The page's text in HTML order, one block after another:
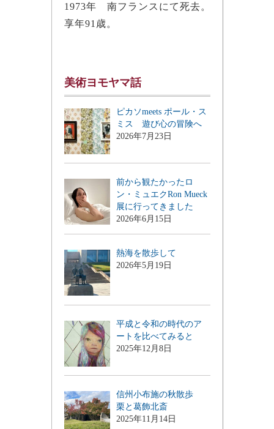
1973年 南フランスにて死去。
享年91歳。
美術ヨモヤマ話
ピカソmeets ポール・ス
ミス 遊び心の冒険へ
2026年7月23日
前から観たかったロ
ン・ミュエクRon Mueck
展に行ってきました
2026年6月15日
熱海を散歩して
2026年5月19日
平成と令和の時代のア
ートを比べてみると
2025年12月8日
信州小布施の秋散歩
栗と葛飾北斎
2025年11月14日